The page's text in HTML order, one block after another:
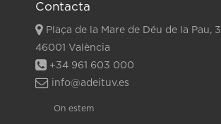
Contacta
Plaça de la Mare de Déu de la Pau, 3
46001 València
+34 961 603 000
info@adeituv.es
On estem